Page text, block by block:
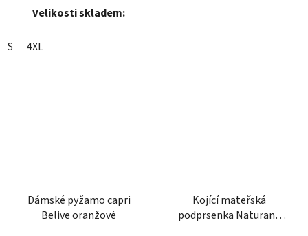
Velikosti skladem:
S 4XL
Dámské pyžamo capri
Belive oranžové
Kojící mateřská
podprsenka Naturana